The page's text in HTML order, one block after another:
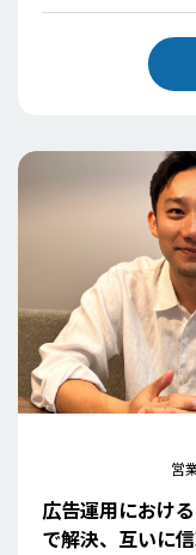
営
広告運用におけ
で解決、互いに